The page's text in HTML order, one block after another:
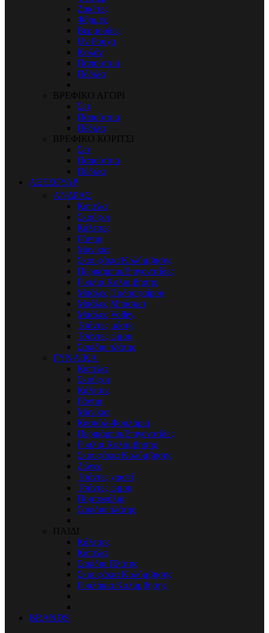
Ζακέτες
Φόρμες
Βερμούδες
Uv Ρούχα
Κολάν
Παπούτσια
Πέδιλα
ΒΡΕΦΙΚΟ ΑΓΟΡΙ
Σετ
Παπούτσια
Πέδιλα
ΒΡΕΦΙΚΟ ΚΟΡΙΤΣΙ
Σετ
Παπούτσια
Πέδιλα
ΑΞΕΣΟΥΑΡ
ΑΝΔΡΑΣ
Καπέλα
Σκούφοι
Κάλτσες
Γάντια
Μανίκια
Σκουφάκια Κολύμβησης
Περικάρπια/Επιγονατίδες
Γυαλιά Κολύμβησης
Μπάλες Ποδοσφαίρου
Μπάλες Μπάσκετ
Μπάλες Volley
Τσάντες μέσης
Τσάντες ώμου
Σακίδια πλάτης
ΓΥΝΑΙΚΑ
Καπέλα
Σκούφοι
Κάλτσες
Γάντια
Μανίκια
Κασκόλ-Φουλάρια
Περικάρπια/Επιγονατίδες
Γυαλιά Κολύμβησης
Σκουφάκια Κολύμβησης
Ζώνες
Τσάντες χιαστί
Τσάντες ώμου
Πορτοφόλια
Σακίδια πλάτης
ΠΑΙΔΙ
Κάλτσες
Καπέλα
Σακίδια Πλάτης
Σκουφάκια Κολύμβησης
Γυαλάκια Κολύμβησης
BRANDS